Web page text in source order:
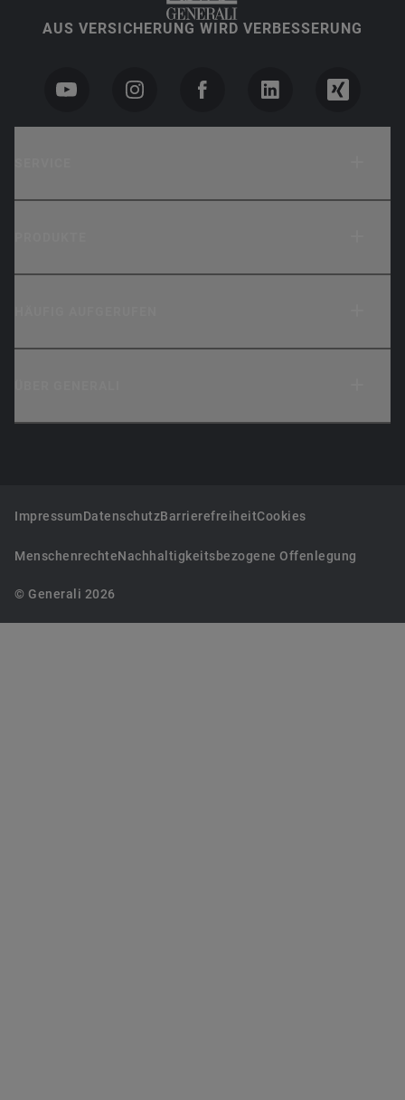
AUS VERSICHERUNG WIRD VERBESSERUNG
ImpressumDatenschutzBarrierefreiheitCookies
MenschenrechteNachhaltigkeitsbezogene Offenlegung
© Generali 2026